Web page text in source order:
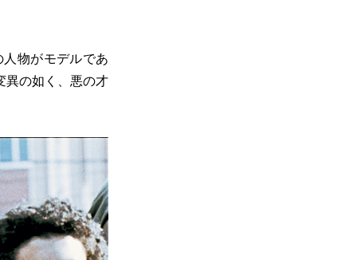
物がモデルであ
異の如く、悪の才